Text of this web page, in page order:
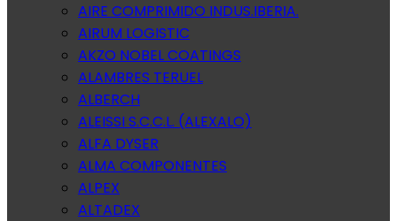
AIRE COMPRIMIDO INDUS.IBERIA.
AIRUM LOGISTIC
AKZO NOBEL COATINGS
ALAMBRES TERUEL
ALBERCH
ALEISSI S.C.C.L. (ALEXALO)
ALFA DYSER
ALMA COMPONENTES
ALPEX
ALTADEX